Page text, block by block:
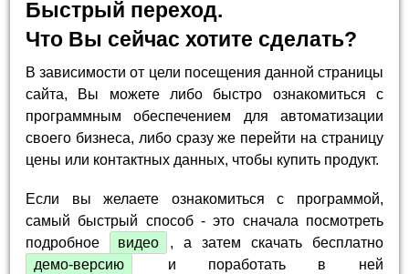
Быстрый переход.
Что Вы сейчас хотите сделать?
В зависимости от цели посещения данной страницы
сайта, Вы можете либо быстро ознакомиться с
программным обеспечением для автоматизации
своего бизнеса, либо сразу же перейти на страницу
цены или контактных данных, чтобы купить продукт.
Если вы желаете ознакомиться с программой,
самый быстрый способ - это сначала посмотреть
подробное
видео
, а затем скачать бесплатно
демо-версию
и поработать в ней